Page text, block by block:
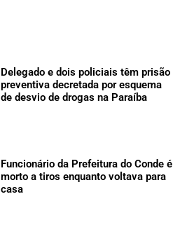
Delegado e dois policiais têm prisão
preventiva decretada por esquema
de desvio de drogas na Paraíba
Funcionário da Prefeitura do Conde é
morto a tiros enquanto voltava para
casa